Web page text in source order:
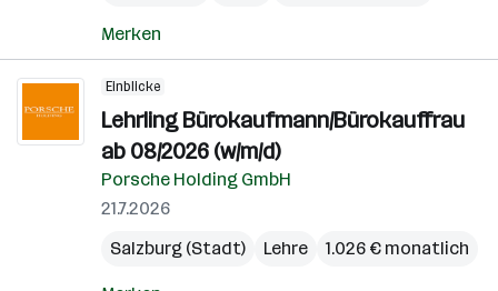
Merken
Einblicke
Lehrling Bürokaufmann/Bürokauffrau
ab 08/2026 (w/m/d)
Porsche Holding GmbH
21.7.2026
Salzburg (Stadt)
Lehre 1.026 € monatlich